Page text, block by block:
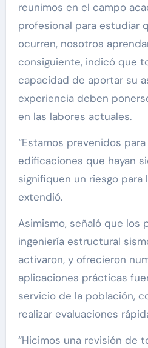
reunimos en el campo
profesional para estudiar
ocurren, nosotros
consiguiente, indicó que
capacidad de aportar su
experiencia deben
en las labores actuales.
“Estamos prevenidos
edificaciones que hayan
signifiquen un riesgo para
extendió.
Asimismo, señaló que los
ingeniería estructural
activaron, y ofrecieron
aplicaciones prácticas
servicio de la población,
realizar evaluaciones
“Hicimos una revisión de